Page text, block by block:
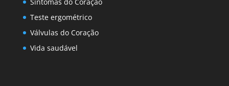
Teste ergométrico
Válvulas do Coração
Vida saudável